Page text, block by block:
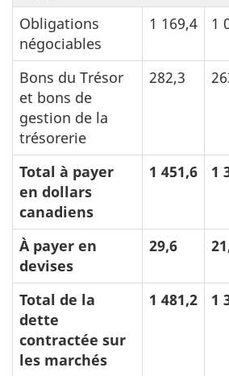
Obligations
négociables
1 169,4 1
Bons du Trésor
et bons de
gestion de la
trésorerie
282,3
Total à payer
en dollars
canadiens
1 451,6 1
À payer en
devises
29,6
Total de la
dette
contractée sur
les marchés
1 481,2 1